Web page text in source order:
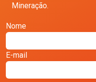
Mineração.
Nome
E-mail